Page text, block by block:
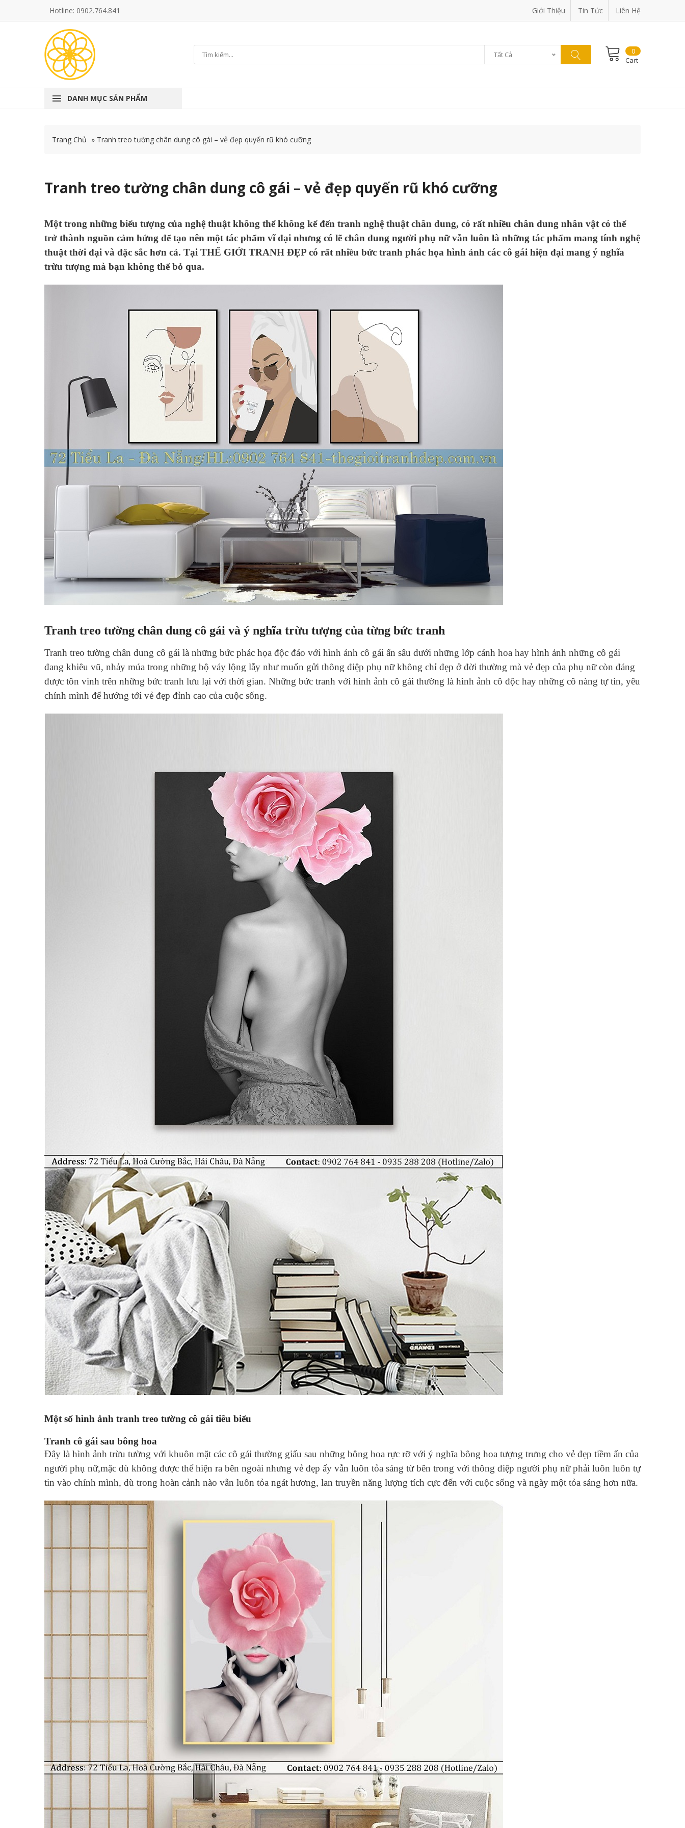
Hotline: 0902.764.841 Giới Thiệu Tin Tức Liên Hệ
Tất Cả
0
Cart
DANH MỤC SẢN PHẨM
Trang Chủ » Tranh treo tường chân dung cô gái – vẻ đẹp quyến rũ khó cưỡng
Tranh treo tường chân dung cô gái – vẻ đẹp quyến rũ khó cưỡng
Một trong những biểu tượng của nghệ thuật không thể không kể đến tranh nghệ thuật chân dung, có rất nhiều chân dung nhân vật có thể
trở thành nguồn cảm hứng để tạo nên một tác phẩm vĩ đại nhưng có lẽ chân dung người phụ nữ vẫn luôn là những tác phẩm mang tính nghệ
thuật thời đại và đặc sắc hơn cả. Tại THẾ GIỚI TRANH ĐẸP có rất nhiều bức tranh phác họa hình ảnh các cô gái hiện đại mang ý nghĩa
trừu tượng mà bạn không thể bỏ qua.
Tranh treo tường chân dung cô gái và ý nghĩa trừu tượng của từng bức tranh
Tranh treo tường chân dung cô gái là những bức phác họa độc đáo với hình ảnh cô gái ẩn sâu dưới những lớp cánh hoa hay hình ảnh những cô gái
đang khiêu vũ, nhảy múa trong những bộ váy lộng lẫy như muốn gửi thông điệp phụ nữ không chỉ đẹp ở đời thường mà vẻ đẹp của phụ nữ còn đáng
được tôn vinh trên những bức tranh lưu lại với thời gian. Những bức tranh với hình ảnh cô gái thường là hình ảnh cô độc hay những cô nàng tự tin, yêu
chính mình để hướng tới vẻ đẹp đỉnh cao của cuộc sống.
Một số hình ảnh tranh treo tường cô gái tiêu biểu
Tranh cô gái sau bông hoa
Đây là hình ảnh trừu tường với khuôn mặt các cô gái thường giấu sau những bông hoa rực rỡ với ý nghĩa bông hoa tượng trưng cho vẻ đẹp tiềm ẩn của
người phụ nữ,mặc dù không được thể hiện ra bên ngoài nhưng vẻ đẹp ấy vẫn luôn tỏa sáng từ bên trong với thông điệp người phụ nữ phải luôn luôn tự
tin vào chính mình, dù trong hoàn cảnh nào vẫn luôn tỏa ngát hương, lan truyền năng lượng tích cực đến với cuộc sống và ngày một tỏa sáng hơn nữa.